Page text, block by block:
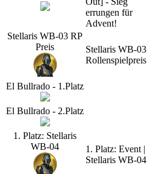
errungen für
Advent!
Stellaris WB-03 RP
Preis
Stellaris WB-03
Rollenspielpreis
El Bullrado - 1.Platz
El Bullrado - 2.Platz
1. Platz: Stellaris
WB-04
1. Platz: Event |
Stellaris WB-04